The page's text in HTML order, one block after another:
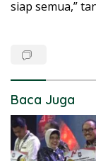
siap semua,”
Baca Juga